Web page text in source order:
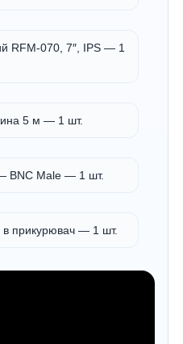
RFM-070, 7″, IPS — 1
5 м — 1 шт.
BNC Male — 1 шт.
прикурювач — 1 шт.